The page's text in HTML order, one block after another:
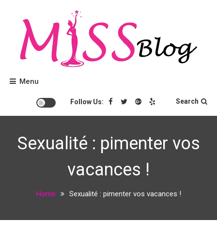
Miss Blog
Menu
Follow Us: Search
Sexualité : pimenter vos
vacances !
Home Sexualité : pimenter vos vacances !